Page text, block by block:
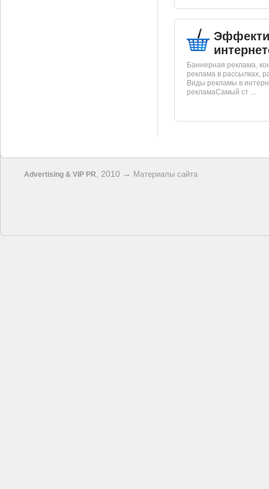
Баннерная реклама,
реклама в рассылках,
Виды рекламы в
рекламаСамый ст ...
Advertising & VIP PR , 2010 → Материалы сайта